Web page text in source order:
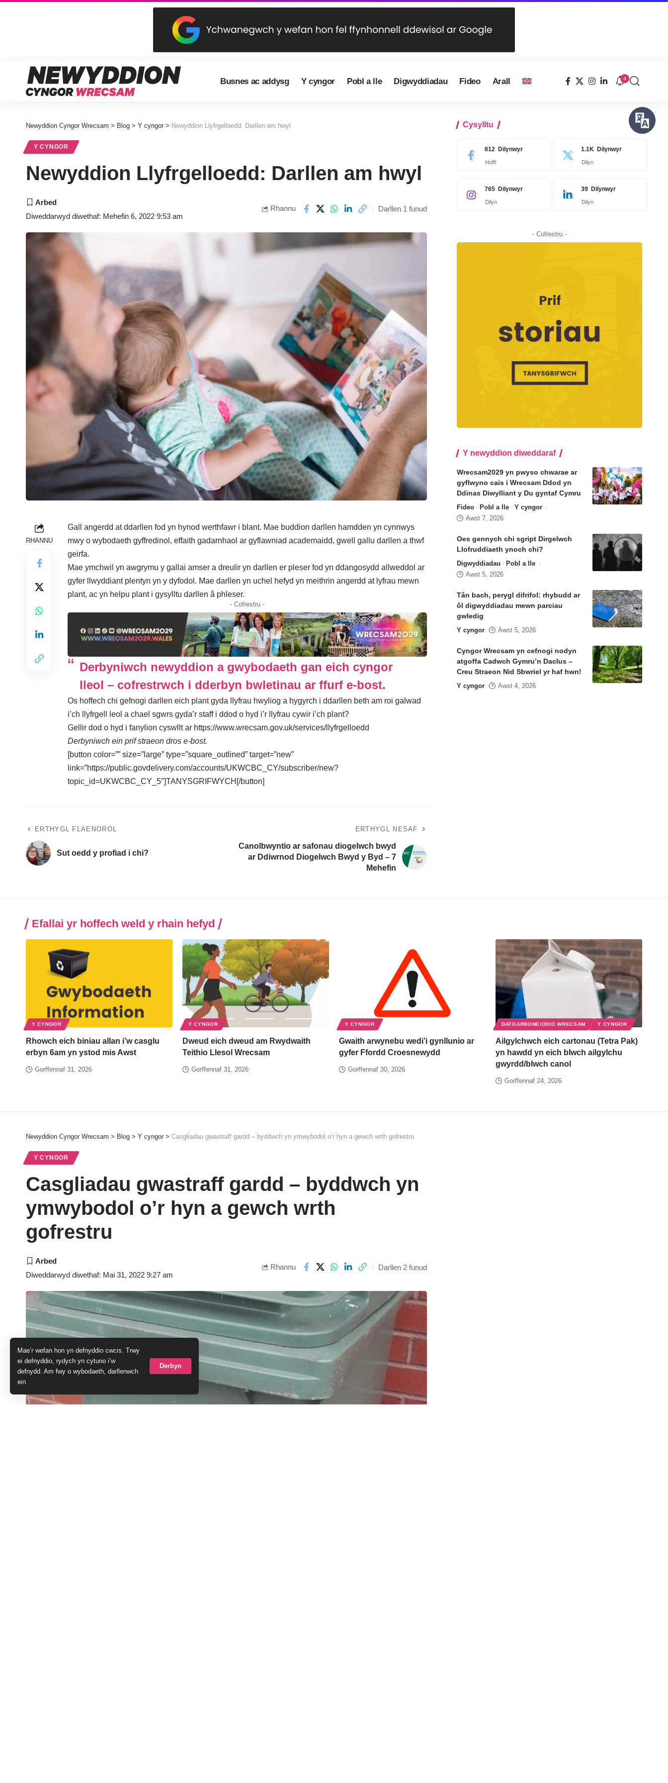
Mae’r wefan hon yn defnyddio cwcis. Trwy
ei defnyddio, rydych yn cytuno i’w
defnydd. Am fwy o wybodaeth, darllenwch
ein
Derbyn
Busnes ac addysg Y cyngor Pobl a lle Digwyddiadau Fideo Arall 4
Newyddion Cyngor Wrecsam > Blog > Y cyngor > Newyddion Llyfrgelloedd: Darllen am hwyl
Y CYNGOR
Newyddion Llyfrgelloedd: Darllen am hwyl
Diweddarwyd diwethaf: Mehefin 6, 2022 9:53 am
Rhannu Darllen 1 funud
RHANNU
Gall angerdd at ddarllen fod yn hynod werthfawr i blant. Mae buddion darllen hamdden yn cynnwys
mwy o wybodaeth gyffredinol, effaith gadarnhaol ar gyflawniad academaidd, gwell gallu darllen a thwf
geirfa.
Mae ymchwil yn awgrymu y gallai amser a dreulir yn darllen er pleser fod yn ddangosydd allweddol ar
gyfer llwyddiant plentyn yn y dyfodol. Mae darllen yn uchel hefyd yn meithrin angerdd at lyfrau mewn
plant, ac yn helpu plant i gysylltu darllen â phleser.
- Cofrestru -
Derbyniwch newyddion a gwybodaeth gan eich cyngor
lleol – cofrestrwch i dderbyn bwletinau ar ffurf e-bost.
Os hoffech chi gefnogi darllen eich plant gyda llyfrau hwyliog a hygyrch i ddarllen beth am roi galwad
i’ch llyfrgell leol a chael sgwrs gyda’r staff i ddod o hyd i’r llyfrau cywir i’ch plant?
Gellir dod o hyd i fanylion cyswllt ar https://www.wrecsam.gov.uk/services/llyfrgelloedd
Derbyniwch ein prif straeon dros e-bost.
[button color=”” size=”large” type=”square_outlined” target=”new”
link=”https://public.govdelivery.com/accounts/UKWCBC_CY/subscriber/new?
topic_id=UKWCBC_CY_5″]TANYSGRIFWYCH[/button]
ERTHYGL FLAENOROL
Sut oedd y profiad i chi?
ERTHYGL NESAF
Canolbwyntio ar safonau diogelwch bwyd
ar Ddiwrnod Diogelwch Bwyd y Byd – 7
Mehefin
Cysylltu
812 Dilynwyr
Hoffi
1.1K Dilynwyr
Dilyn
765 Dilynwyr
Dilyn
39 Dilynwyr
Dilyn
- Cofrestru -
Y newyddion diweddaraf
Wrecsam2029 yn pwyso chwarae ar
gyflwyno cais i Wrecsam Ddod yn
Ddinas Diwylliant y Du gyntaf Cymru
Fideo Pobl a lle
Y cyngor
Awst 7, 2026
Oes gennych chi sgript Dirgelwch
Llofruddiaeth ynoch chi?
Digwyddiadau
Pobl a lle
Awst 5, 2026
Tân bach, perygl difrifol: rhybudd ar
ôl digwyddiadau mewn parciau
gwledig
Y cyngor Awst 5, 2026
Cyngor Wrecsam yn cefnogi nodyn
atgoffa Cadwch Gymru’n Daclus –
Creu Straeon Nid Sbwriel yr haf hwn!
Y cyngor Awst 4, 2026
Efallai yr hoffech weld y rhain hefyd
Y CYNGOR
Rhowch eich biniau allan i’w casglu
erbyn 6am yn ystod mis Awst
Gorffennaf 31, 2026
Y CYNGOR
Dweud eich dweud am Rwydwaith
Teithio Llesol Wrecsam
Gorffennaf 31, 2026
Y CYNGOR
Gwaith arwynebu wedi’i gynllunio ar
gyfer Ffordd Croesnewydd
Gorffennaf 30, 2026
DATGARBONEIDDIO WRECSAM Y CYNGOR
Ailgylchwch eich cartonau (Tetra Pak)
yn hawdd yn eich blwch ailgylchu
gwyrdd/blwch canol
Gorffennaf 24, 2026
Newyddion Cyngor Wrecsam > Blog > Y cyngor > Casgliadau gwastraff gardd – byddwch yn ymwybodol o’r hyn a gewch wrth gofrestru
Y CYNGOR
Casgliadau gwastraff gardd – byddwch yn
ymwybodol o’r hyn a gewch wrth
gofrestru
Diweddarwyd diwethaf: Mai 31, 2022 9:27 am
Rhannu Darllen 2 funud